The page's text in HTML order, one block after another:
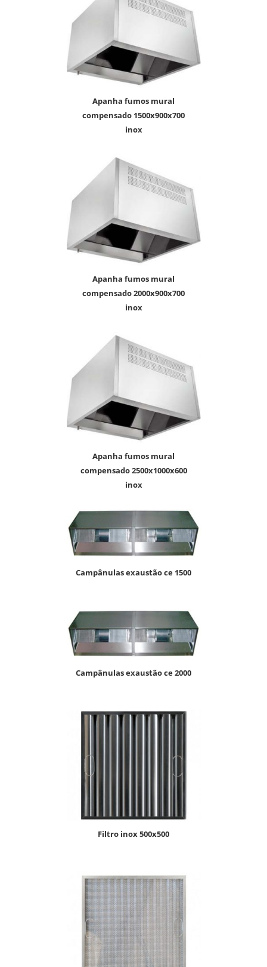
apanha fumos mural
compensado 1500x900x700
inox
apanha fumos mural
compensado 2000x900x700
inox
apanha fumos mural
compensado 2500x1000x600
inox
campânulas exaustão ce 1500
campânulas exaustão ce 2000
filtro inox 500x500